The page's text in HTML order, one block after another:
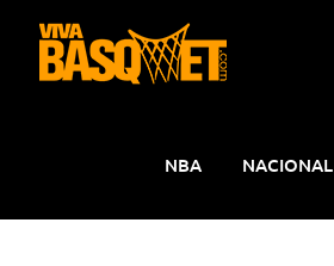
contenido
NBA NACIONAL